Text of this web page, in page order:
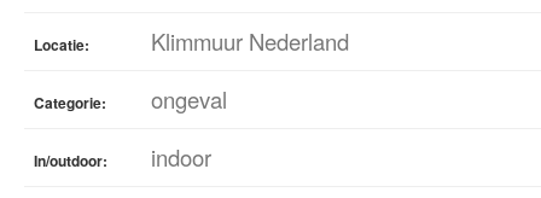
Locatie: Klimmuur Nederland
Categorie: ongeval
In/outdoor: indoor